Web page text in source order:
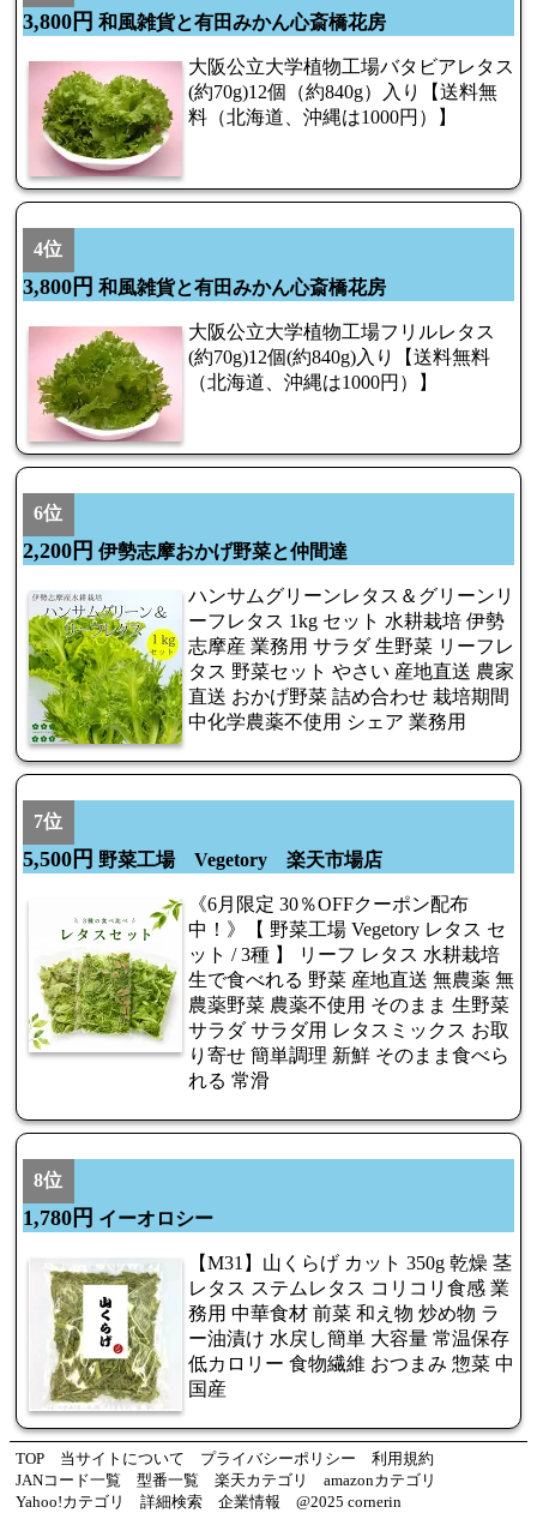
3,800円 和風雑貨と有田みかん心斎橋花房
大阪公立大学植物工場バタビアレタス
(約70g)12個（約840g）入り【送料無
料（北海道、沖縄は1000円）】
4位
3,800円 和風雑貨と有田みかん心斎橋花房
大阪公立大学植物工場フリルレタス
(約70g)12個(約840g)入り【送料無料
（北海道、沖縄は1000円）】
6位
2,200円 伊勢志摩おかげ野菜と仲間達
ハンサムグリーンレタス＆グリーンリ
ーフレタス 1kg セット 水耕栽培 伊勢
志摩産 業務用 サラダ 生野菜 リーフレ
タス 野菜セット やさい 産地直送 農家
直送 おかげ野菜 詰め合わせ 栽培期間
中化学農薬不使用 シェア 業務用
7位
5,500円 野菜工場 Vegetory 楽天市場店
《6月限定 30％OFFクーポン配布
中！》【 野菜工場 Vegetory レタス セ
ット / 3種 】 リーフ レタス 水耕栽培
生で食べれる 野菜 産地直送 無農薬 無
農薬野菜 農薬不使用 そのまま 生野菜
サラダ サラダ用 レタスミックス お取
り寄せ 簡単調理 新鮮 そのまま食べら
れる 常滑
8位
1,780円 イーオロシー
【M31】山くらげ カット 350g 乾燥 茎
レタス ステムレタス コリコリ食感 業
務用 中華食材 前菜 和え物 炒め物 ラ
ー油漬け 水戻し簡単 大容量 常温保存
低カロリー 食物繊維 おつまみ 惣菜 中
国産
TOP 当サイトについて プライバシーポリシー
利用規約
JANコード一覧
型番一覧 楽天カテゴリ
amazonカテゴリ
Yahoo!カテゴリ
詳細検索 企業情報 @2025 cornerin